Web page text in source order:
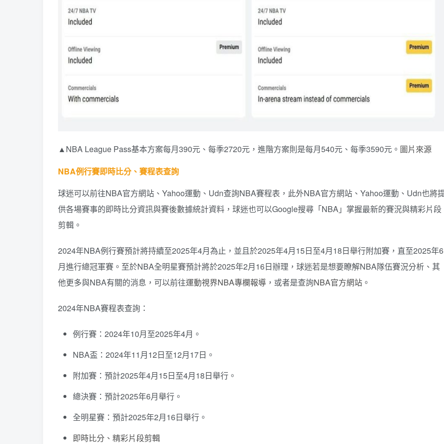
▲NBA League Pass基本方案每月390元、每季2720元，進階方案則是每月540元、每季3590元。 圖片來源
NBA例行賽即時比分、賽程表查詢
球迷可以前往NBA官方網站、Yahoo運動、Udn查詢NBA賽程表，此外NBA官方網站、Yahoo運動、Udn也將
供各場賽事的即時比分資訊與賽後數據統計資料，球迷也可以Google搜尋「NBA」掌握最新的賽況與精彩片段
剪輯。
2024年NBA例行賽預計將持續至2025年4月為止，並且於2025年4月15日至4月18日舉行附加賽，直至2025年6
月進行總冠軍賽。至於NBA全明星賽預計將於2025年2月16日辦理，球迷若是想要瞭解NBA隊伍賽況分析、其
他更多與NBA有關的消息，可以前往運動視界NBA專欄報導 ，或者是查詢NBA官方網站 。
2024年NBA賽程表查詢：
例行賽：2024年10月至2025年4月。
NBA盃：2024年11月12日至12月17日。
附加賽：預計2025年4月15日至4月18日舉行。
總決賽：預計2025年6月舉行。
全明星賽：預計2025年2月16日舉行。
即時比分、精彩片段剪輯